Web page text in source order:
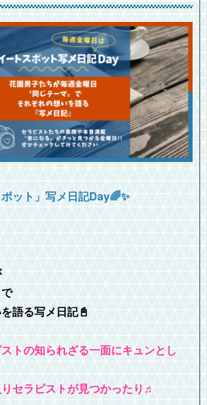
ット」写メ日記Day🌈✨
で
語る写メ日記📓
トの知られざる一面にキュンとし
セラピストが見つかったり♬